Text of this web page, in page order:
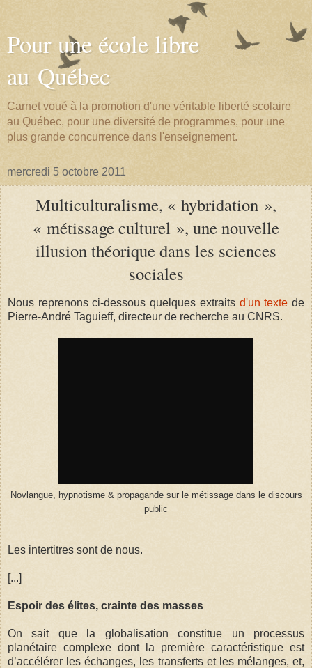
Pour une école libre
au Québec
Carnet voué à la promotion d'une véritable liberté scolaire
au Québec, pour une diversité de programmes, pour une
plus grande concurrence dans l'enseignement.
mercredi 5 octobre 2011
Multiculturalisme, « hybridation »,
« métissage culturel », une nouvelle
illusion théorique dans les sciences
sociales
Nous reprenons ci-dessous quelques extraits d'un texte de
Pierre-André Taguieff, directeur de recherche au CNRS.
Novlangue, hypnotisme & propagande sur le métissage dans le discours
public
Les intertitres sont de nous.
[...]
Espoir des élites, crainte des masses
On sait que la globalisation constitue un processus
planétaire complexe dont la première caractéristique est
d’accélérer les échanges, les transferts et les mélanges, et,